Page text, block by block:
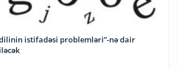
dilinin istifadəsi problemləri”-nə dair